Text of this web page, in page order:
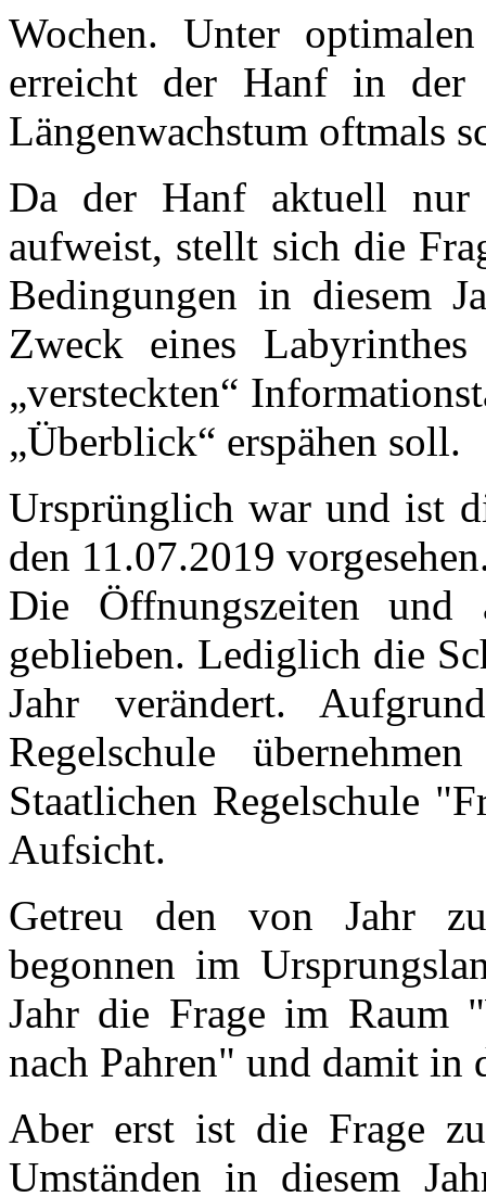
Wochen. Unter optimalen
erreicht der Hanf in der
Längenwachstum oftmals
Da der Hanf aktuell
aufweist, stellt sich die
Bedingungen in diesem
Zweck eines
„versteckten“
„Überblick“ erspähen soll.
Ursprünglich war und ist
den 11.07.2019
Die Öffnungszeiten und
geblieben. Lediglich die
Jahr verändert.
Regelschule
Staatlichen Regelschule
Aufsicht.
Getreu den von Jahr
begonnen im
Jahr die Frage im Raum
nach Pahren" und damit in
Aber erst ist die Frage
Umständen in diesem